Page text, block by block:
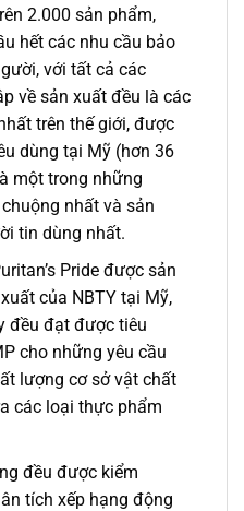
2.000 sản phẩm,
hết các nhu cầu bảo
với tất cả các
về sản xuất đều là các
trên thế giới, được
dùng tại Mỹ (hơn 36
một trong những
nhất và sản
tin dùng nhất.
Pride được sản
của NBTY tại Mỹ,
đều đạt được tiêu
cho những yêu cầu
lượng cơ sở vật chất
các loại thực phẩm
đều được kiểm
tích xếp hạng động